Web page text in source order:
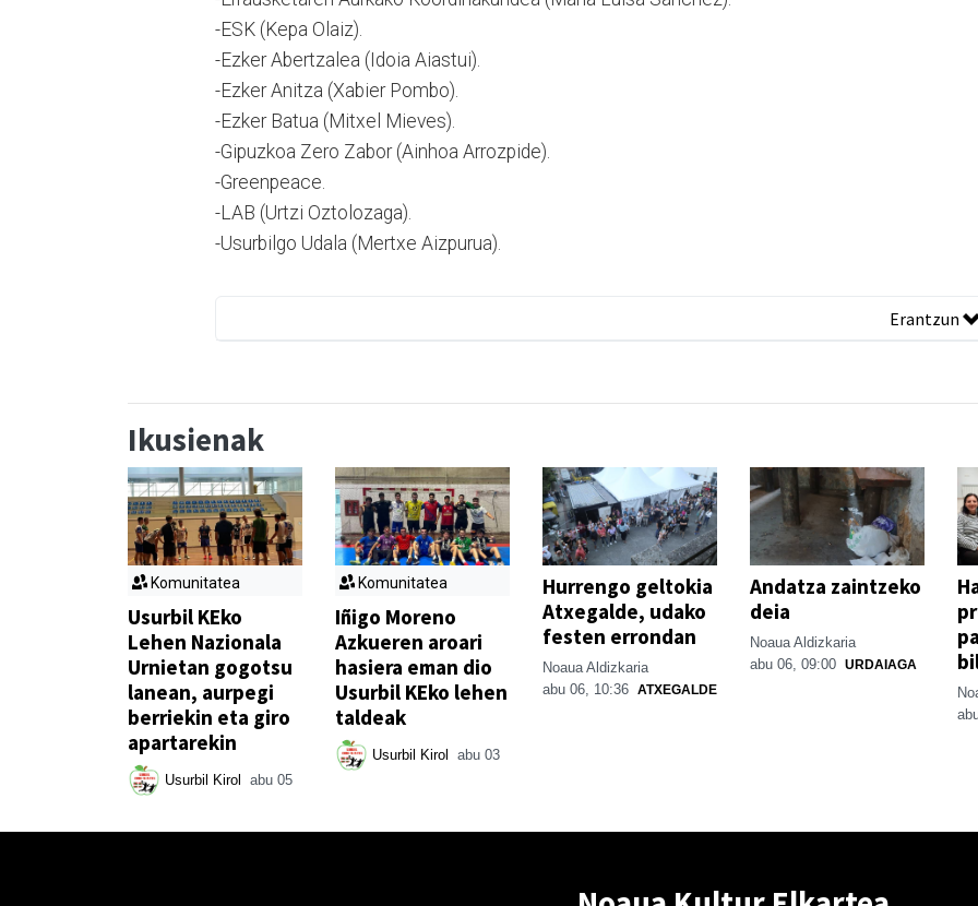
-ESK (Kepa Olaiz).
-Ezker Abertzalea (Idoia Aiastui).
-Ezker Anitza (Xabier Pombo).
-Ezker Batua (Mitxel Mieves).
-Gipuzkoa Zero Zabor (Ainhoa Arrozpide).
-Greenpeace.
-LAB (Urtzi Oztolozaga).
-Usurbilgo Udala (Mertxe Aizpurua).
Erantzun
Ikusienak
Komunitatea
Usurbil KEko
Lehen Nazionala
Urnietan gogotsu
lanean, aurpegi
berriekin eta giro
apartarekin
Usurbil Kirol abu 05
Komunitatea
Iñigo Moreno
Azkueren aroari
hasiera eman dio
Usurbil KEko lehen
taldeak
Usurbil Kirol abu 03
Hurrengo geltokia
Atxegalde, udako
festen errondan
Noaua Aldizkaria
abu 06, 10:36 ATXEGALDE
Andatza zaintzeko
deia
Noaua Aldizkaria
abu 06, 09:00 URDAIAGA